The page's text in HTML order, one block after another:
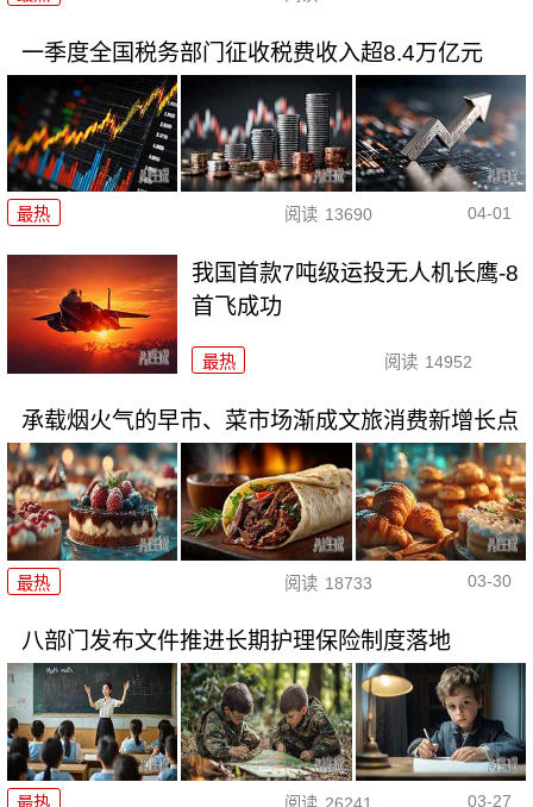
一季度全国税务部门征收税费收入超8.4万亿元
最热 阅读 13690 04-01
我国首款7吨级运投无人机长鹰-8
首飞成功
最热 阅读 14952
承载烟火气的早市、菜市场渐成文旅消费新增长点
最热 阅读 18733 03-30
八部门发布文件推进长期护理保险制度落地
03-27